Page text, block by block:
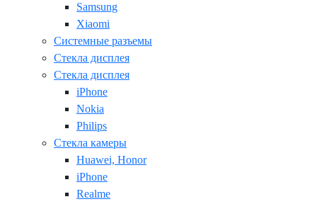
Samsung
Xiaomi
Системные разъемы
Стекла дисплея
Стекла дисплея
iPhone
Nokia
Philips
Стекла камеры
Huawei, Honor
iPhone
Realme